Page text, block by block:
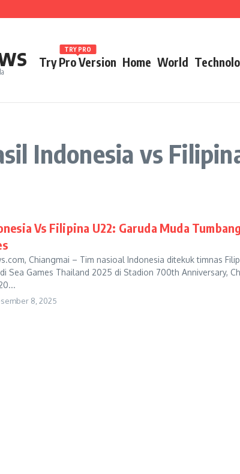
Italia
Try Pro Version
TRY PRO
Home World
Indonesia vs
Vs Filipina U22: Garuda Muda
Chiangmai – Tim nasioal Indonesia ditekuk timnas
Sea Games Thailand 2025 di Stadion 700th Anniversary,
8, 2025